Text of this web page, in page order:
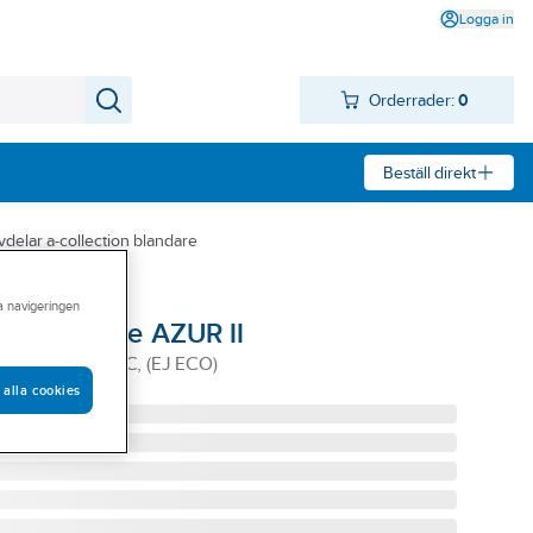
Logga in
Orderrader: 0
Beställ direkt
a-collection blandare
AZUR II
II R.DEL AC, (EJ ECO)
navigeringen
alla cookies